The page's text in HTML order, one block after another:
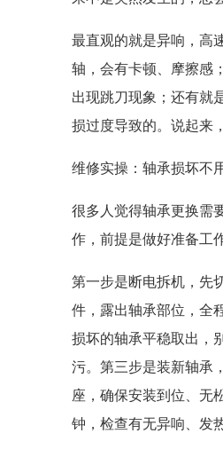
最直观的就是异响，高
轴，会有卡顿、摩擦感
出现跳刀现象；还有就
损过度导致的。说起来
维修实操：轴承损坏不
很多人觉得轴承更换需
作，前提是做好准备工作
第一步是断电拆机，先
件，露出轴承部位，全
损坏的轴承平稳取出，
污。第三步是装新轴承
座，确保安装到位、无
钟，检查有无异响、发